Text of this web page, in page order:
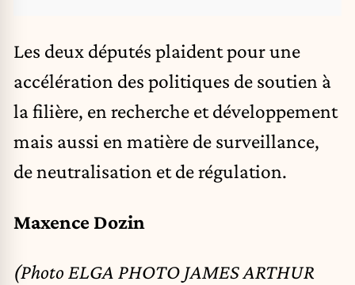
Les deux députés plaident pour une
accélération des politiques de soutien à
la filière, en recherche et développement
mais aussi en matière de surveillance,
de neutralisation et de régulation.
Maxence Dozin
(Photo ELGA PHOTO JAMES ARTHUR